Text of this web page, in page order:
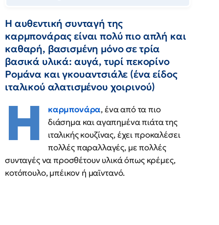
Η αυθεντική συνταγή της
καρμπονάρας είναι πολύ πιο απλή και
καθαρή, βασισμένη μόνο σε τρία
βασικά υλικά: αυγά, τυρί πεκορίνο
Ρομάνα και γκουαντσιάλε (ένα είδος
ιταλικού αλατισμένου χοιρινού)
Η καρμπονάρα, ένα από τα πιο
διάσημα και αγαπημένα πιάτα της
ιταλικής κουζίνας, έχει προκαλέσει
πολλές παραλλαγές, με πολλές
συνταγές να προσθέτουν υλικά όπως κρέμες,
κοτόπουλο, μπέικον ή μαϊντανό.